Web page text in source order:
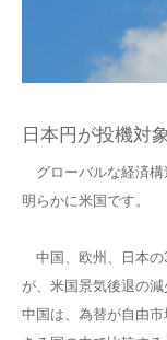
日本円が投機対
グローバルな経済構
明らかに米国です。
中国、欧州、日本の
が、米国景気後退の
中国は、為替が自由